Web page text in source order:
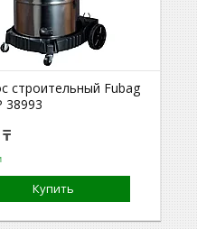
строительный Fubag
38993
Купить